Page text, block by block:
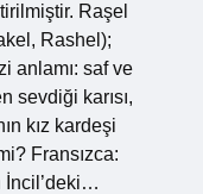
Raşel
Rashel);
sevdiği karısı,
kız kardeşi
Fransızca:
İncil’deki…